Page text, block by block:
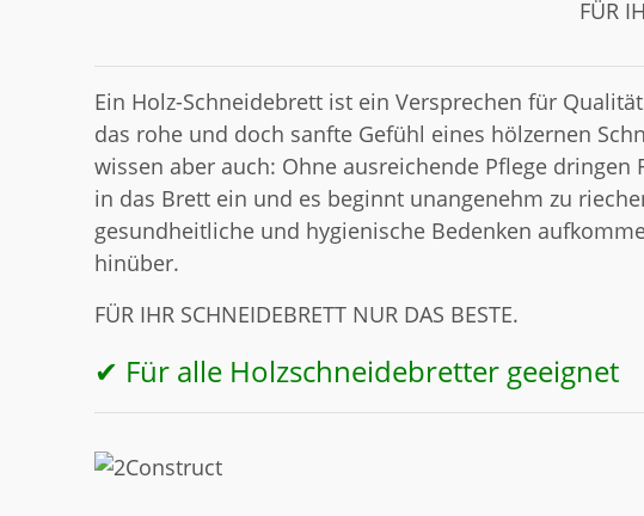
FÜR
Ein Holz-Schneidebrett ist ein Versprechen für
das rohe und doch sanfte Gefühl eines hölzernen
wissen aber auch: Ohne ausreichende Pflege dringen
in das Brett ein und es beginnt unangenehm zu
gesundheitliche und hygienische Bedenken
hinüber.
FÜR IHR SCHNEIDEBRETT NUR DAS BESTE.
✔ Für alle Holzschneidebretter geeignet